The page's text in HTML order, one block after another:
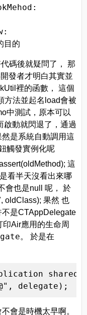
目的
碼後就疑問了， 那
發者才明白其實並
裡的函數， 這個
方法並起名load會被
中測試，原本可以
啟動就閃退了，通過
是系統自動調用這
觸發實例化呢
這
看半天沒看出來哪
會也是null 呢， 於
oldClass); 果然 也
是CTAppDelegate
Air應用的生命周
。
於是在
delegate);
會是時機太早啊。